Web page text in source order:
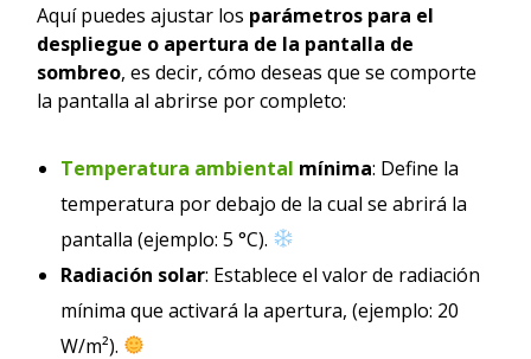
Aquí puedes ajustar los parámetros para el
despliegue o apertura de la pantalla de
sombreo, es decir, cómo deseas que se comporte
la pantalla al abrirse por completo:
Temperatura ambiental mínima: Define la
temperatura por debajo de la cual se abrirá la
pantalla (ejemplo: 5 °C).
Radiación solar: Establece el valor de radiación
mínima que activará la apertura, (ejemplo: 20
W/m²).